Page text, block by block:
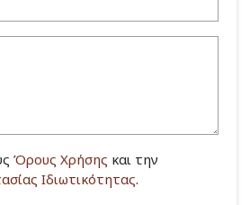
Όρους Χρήσης και την
Ιδιωτικότητας.